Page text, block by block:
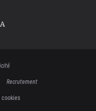
Recrutement
cookies